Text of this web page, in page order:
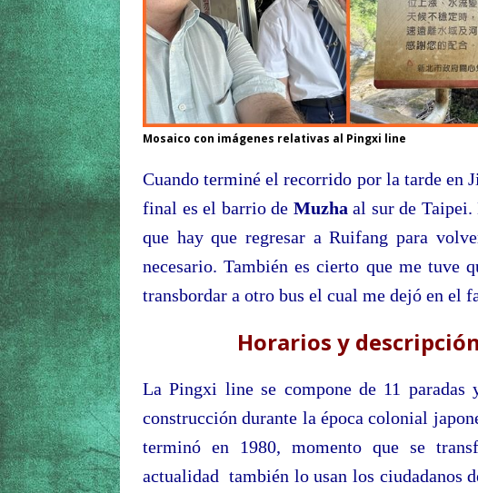
Mosaico con imágenes relativas al Pingxi line
Cuando terminé el recorrido por la tarde en
final es el barrio de Muzha al sur de Taipei.
que hay que regresar a Ruifang para
necesario. También es cierto que me tuve
transbordar a otro bus el cual me dejó en el
Horarios y
La Pingxi line se compone de 11
construcción durante la época colonial
terminó en 1980, momento que se
actualidad también lo usan los ciudadanos